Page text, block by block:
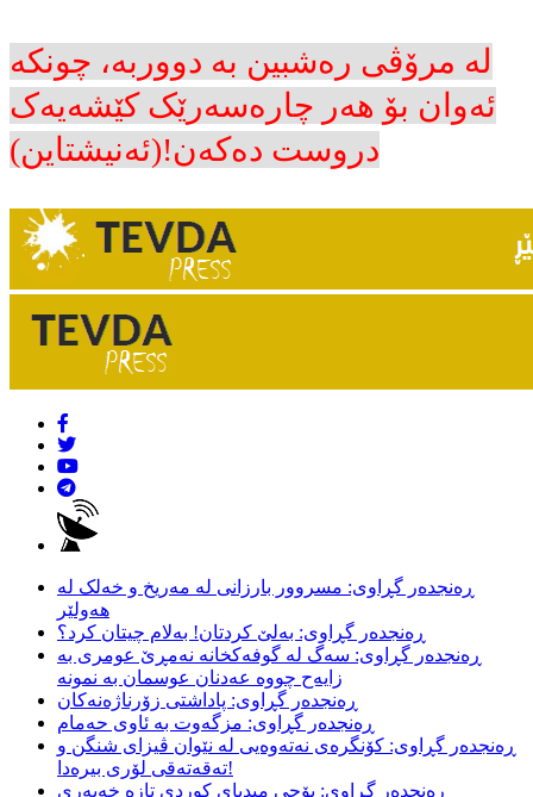
لە مرۆڤی رەشبین بە دووربە، چونکە
ئەوان بۆ هەر چارەسەرێک کێشەیەک
دروست دەکەن!(ئەنیشتاین)
ڕەنجدەر گڕاوی: مسروور بارزانی لە مەریخ و خەلک لە
هەولێر
ڕەنجدەر گڕاوی: بەلێ کردتان! بەلام چیتان کرد؟
ڕەنجدەر گڕاوی: سەگ لە گوفەکخانە نەمڕێ عومری بە
زایەح چووە عەدنان عوسمان بە نمونە
ڕەنجدەر گڕاوی: پاداشتی زۆرناژەنەکان
ڕەنجدەر گڕاوی: مزگەوت بە ئاوی حەمام
ڕەنجدەر گڕاوی: کۆنگرەی نەتەوەیی لە نێوان ڤیزای شنگن و
تەقەتەقی لۆری بیرەدا!
ڕەنجدەر گڕاوی: بۆچی میدیای کوردی تازە خەبەری